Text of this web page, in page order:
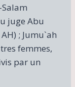
juge Abu
; Jumu`ah
femmes,
par un